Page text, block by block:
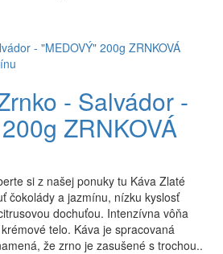
- Salvádor -
ZRNKOVÁ
si z našej ponuky tu Káva Zlaté
čokolády a jazmínu, nízku kyslosť
dochuťou. Intenzívna vôňa
telo. Káva je spracovaná
že zrno je zasušené s trochou..